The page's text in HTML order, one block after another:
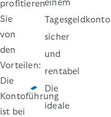
profitieren
Sie
von
den
Vorteilen:
Die
Kontoführung
ist bei
einem
Tagesgeldkonto
sicher
und
rentabel
Die
ideale